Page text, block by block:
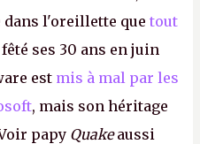
l'oreillette que tout
ses 30 ans en juin
est mis à mal par les
, mais son héritage
papy Quakeaussi